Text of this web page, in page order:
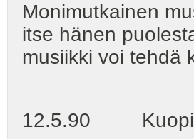
Monimutkainen
itse hänen
musiikki voi tehdä
12.5.90 Kuopio,